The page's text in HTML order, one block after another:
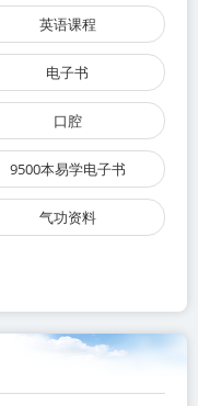
英语课程
电子书
口腔
9500本易学电子书
气功资料